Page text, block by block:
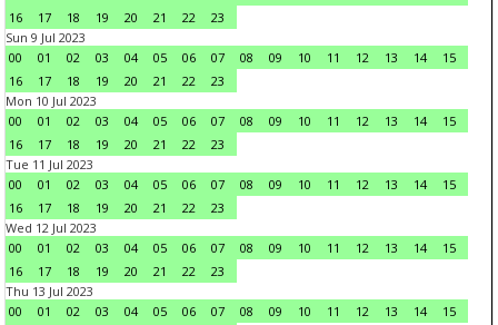
16
17 18 19 20 21 22
23
Sun 9 Jul 2023
00
01 02 03 04 05 06 07 08 09 10 11 12 13 14
15
16
17 18 19 20 21 22
23
Mon 10 Jul 2023
00
01 02 03 04 05 06 07 08 09 10 11 12 13 14
15
16
17 18 19 20 21 22
23
Tue 11 Jul 2023
00
01 02 03 04 05 06 07 08 09 10 11 12 13 14
15
16
17 18 19 20 21 22
23
Wed 12 Jul 2023
00
01 02 03 04 05 06 07 08 09 10 11 12 13 14
15
16
17 18 19 20 21 22
23
Thu 13 Jul 2023
00
01 02 03 04 05 06 07 08 09 10 11 12 13 14
15